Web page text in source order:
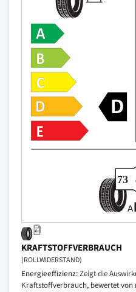
KRAFTSTOFFVERBRAUCH
(ROLLWIDERSTAND)
Energieeffizienz:Zeigt die
Kraftstoffverbrauch, bewertet von